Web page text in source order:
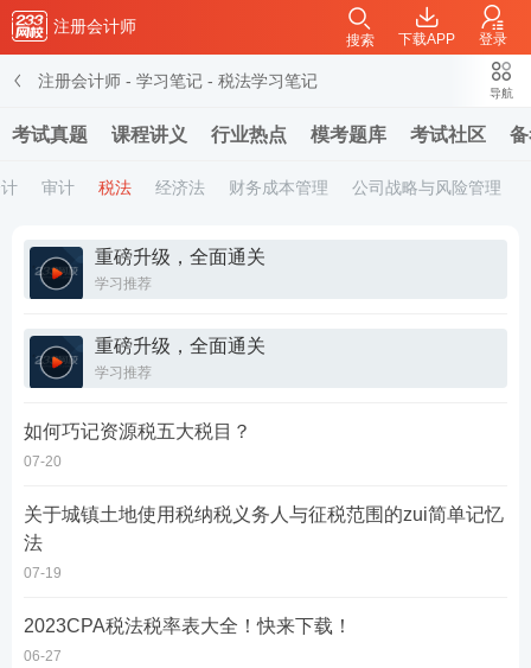
注册会计师
下载APP 登录
搜索
注册会计师 - 学习笔记 - 税法学习笔记
考试真题 课程讲义 行业热点 模考题库 考试社区
导航
审计 税法 经济法 财务成本管理 公司战略与风险管理
重磅升级，全面通关
学习推荐
重磅升级，全面通关
学习推荐
如何巧记资源税五大税目？
07-20
关于城镇土地使用税纳税义务人与征税范围的zui简单记忆
法
07-19
2023CPA税法税率表大全！快来下载！
06-27